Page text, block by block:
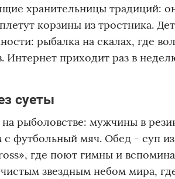
хранительницы традиций:
корзины из тростника.
рыбалка на скалах, где
Интернет приходит раз в
суеты
на рыболовстве: мужчины в
с футбольный мяч. Обед - суп
где поют гимны и
звездным небом мира,